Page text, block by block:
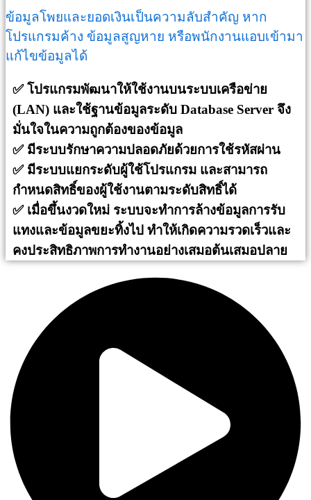
ข้อมูลโพยและยอดเงินเป็นความลับสำคัญ หาก
โปรแกรมค้าง ข้อมูลสูญหาย หรือพนักงานแอบเข้ามา
แก้ไขข้อมูลได้
✅ โปรแกรมพัฒนาให้ใช้งานบนระบบเครือข่าย
(LAN) และใช้ฐานข้อมูลระดับ Database Server จึง
มั่นใจในความถูกต้องของข้อมูล
✅ มีระบบรักษาความปลอดภัยด้วยการใช้รหัสผ่าน
✅ มีระบบแยกระดับผู้ใช้โปรแกรม และสามารถ
กำหนดสิทธิ์ของผู้ใช้งานตามระดับสิทธิ์ได้
✅ เมื่อขึ้นงวดใหม่ ระบบจะทำการล้างข้อมูลการรับ
แทงและข้อมูลขยะทิ้งไป ทำให้เกิดความรวดเร็วและ
คงประสิทธิภาพการทำงานอย่างเสมอต้นเสมอปลาย